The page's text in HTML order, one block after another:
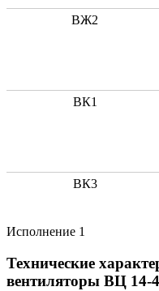
ВЖ2
ВК1
ВК3
Исполнение 1
Технические
вентиляторы ВЦ 14-